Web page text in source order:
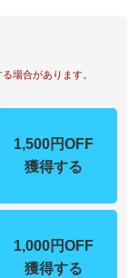
場合があります。
1,500円OFF
獲得する
1,000円OFF
獲得する